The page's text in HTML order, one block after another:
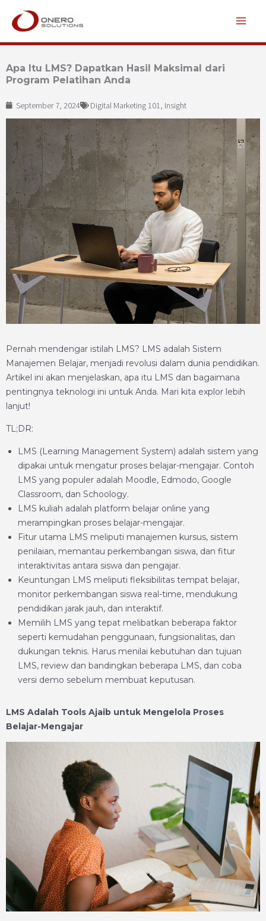
Lewati
Apa Itu LMS? Dapatkan Hasil Maksimal dari
Program Pelatihan Anda
September 7, 2024 Digital Marketing 101, Insight
Pernah mendengar istilah LMS? LMS adalah Sistem
Manajemen Belajar, menjadi revolusi dalam dunia pendidikan.
Artikel ini akan menjelaskan, apa itu LMS dan bagaimana
pentingnya teknologi ini untuk Anda. Mari kita explor lebih
lanjut!
TL;DR:
LMS (Learning Management System) adalah sistem yang
dipakai untuk mengatur proses belajar-mengajar. Contoh
LMS yang populer adalah Moodle, Edmodo, Google
Classroom, dan Schoology.
LMS kuliah adalah platform belajar online yang
merampingkan proses belajar-mengajar.
Fitur utama LMS meliputi manajemen kursus, sistem
penilaian, memantau perkembangan siswa, dan fitur
interaktivitas antara siswa dan pengajar.
Keuntungan LMS meliputi fleksibilitas tempat belajar,
monitor perkembangan siswa real-time, mendukung
pendidikan jarak jauh, dan interaktif.
Memilih LMS yang tepat melibatkan beberapa faktor
seperti kemudahan penggunaan, fungsionalitas, dan
dukungan teknis. Harus menilai kebutuhan dan tujuan
LMS, review dan bandingkan beberapa LMS, dan coba
versi demo sebelum membuat keputusan.
LMS Adalah Tools Ajaib untuk Mengelola Proses
Belajar-Mengajar